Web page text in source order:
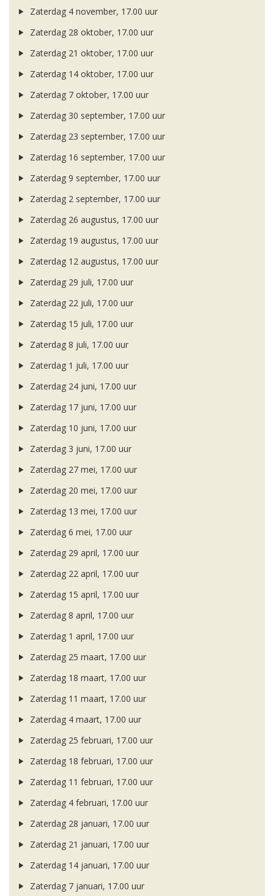
Zaterdag 4 november, 17.00 uur
Zaterdag 28 oktober, 17.00 uur
Zaterdag 21 oktober, 17.00 uur
Zaterdag 14 oktober, 17.00 uur
Zaterdag 7 oktober, 17.00 uur
Zaterdag 30 september, 17.00 uur
Zaterdag 23 september, 17.00 uur
Zaterdag 16 september, 17.00 uur
Zaterdag 9 september, 17.00 uur
Zaterdag 2 september, 17.00 uur
Zaterdag 26 augustus, 17.00 uur
Zaterdag 19 augustus, 17.00 uur
Zaterdag 12 augustus, 17.00 uur
Zaterdag 29 juli, 17.00 uur
Zaterdag 22 juli, 17.00 uur
Zaterdag 15 juli, 17.00 uur
Zaterdag 8 juli, 17.00 uur
Zaterdag 1 juli, 17.00 uur
Zaterdag 24 juni, 17.00 uur
Zaterdag 17 juni, 17.00 uur
Zaterdag 10 juni, 17.00 uur
Zaterdag 3 juni, 17.00 uur
Zaterdag 27 mei, 17.00 uur
Zaterdag 20 mei, 17.00 uur
Zaterdag 13 mei, 17.00 uur
Zaterdag 6 mei, 17.00 uur
Zaterdag 29 april, 17.00 uur
Zaterdag 22 april, 17.00 uur
Zaterdag 15 april, 17.00 uur
Zaterdag 8 april, 17.00 uur
Zaterdag 1 april, 17.00 uur
Zaterdag 25 maart, 17.00 uur
Zaterdag 18 maart, 17.00 uur
Zaterdag 11 maart, 17.00 uur
Zaterdag 4 maart, 17.00 uur
Zaterdag 25 februari, 17.00 uur
Zaterdag 18 februari, 17.00 uur
Zaterdag 11 februari, 17.00 uur
Zaterdag 4 februari, 17.00 uur
Zaterdag 28 januari, 17.00 uur
Zaterdag 21 januari, 17.00 uur
Zaterdag 14 januari, 17.00 uur
Zaterdag 7 januari, 17.00 uur